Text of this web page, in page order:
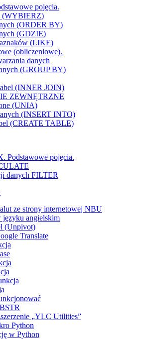
pojęcia.
(WYBIERZ)
(ORDER BY)
(GDZIE)
(LIKE)
(obliczeniowe).
danych
(GROUP BY)
(INNER JOIN)
ZEWNĘTRZNE
(UNIA)
(INSERT INTO)
(CREATE TABLE)
Podstawowe pojęcia.
danych FILTER
ze strony internetowej NBU
języku angielskim
(Unpivot)
Translate
„YLC Utilities”
Python
w Python